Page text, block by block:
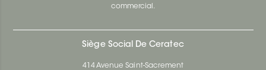
commercial.
Siège Social De Ceratec
414 Avenue Saint-Sacrement